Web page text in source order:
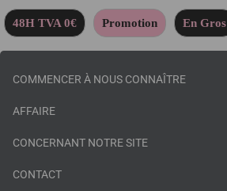
rose BS120
48H TVA 0€ Promotion En Gros
COMMENCER À NOUS CONNAÎTRE
AFFAIRE
CONCERNANT NOTRE SITE
CONTACT